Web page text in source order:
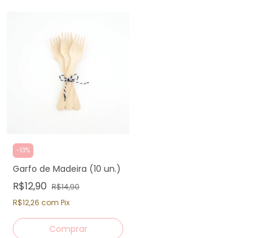
-13%
Garfo de Madeira (10 un.)
R$12,90 R$14,90
R$12,26 com Pix